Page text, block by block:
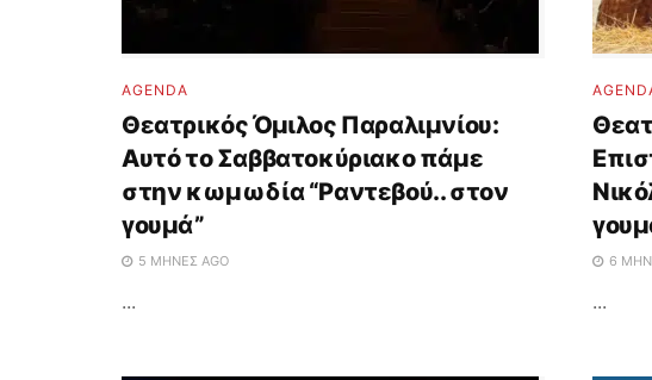
AGENDA
Θεατρικός Όμιλος Παραλιμνίου:
Αυτό το Σαββατοκύριακο πάμε
στην κωμωδία “Ραντεβού.. στον
γουμά”
5 ΜΉΝΕΣ AGO
...
6
...